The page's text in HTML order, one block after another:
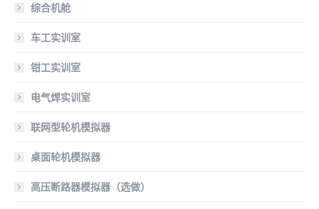
综合机舱
车工实训室
钳工实训室
电气焊实训室
联网型轮机模拟器
桌面轮机模拟器
高压断路器模拟器（选做）